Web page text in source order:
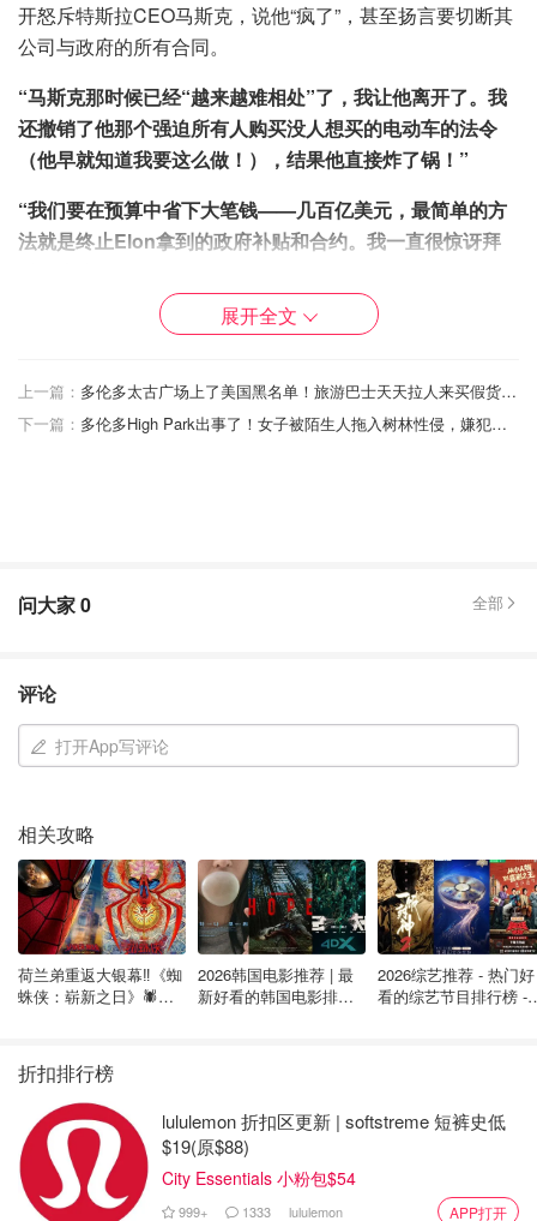
开怒斥特斯拉CEO马斯克，说他“疯了”，甚至扬言要切断其
公司与政府的所有合同。
“马斯克那时候已经“越来越难相处”了，我让他离开了。我
还撤销了他那个强迫所有人购买没人想买的电动车的法令
（他早就知道我要这么做！），结果他直接炸了锅！”
“我们要在预算中省下大笔钱——几百亿美元，最简单的方
法就是终止Elon拿到的政府补贴和合约。我一直很惊讶拜
而老马这边也没闲着，继续在自己的平台上疯狂反击，两人
隔空对撕！
展开全文
上一篇：
多伦多太古广场上了美国黑名单！旅游巴士天天拉人来买假货，政府根本无力执法？！
下一篇：
多伦多High Park出事了！女子被陌生人拖入树林性侵，嫌犯仍未落网！
问大家0 全部
评论
打开App写评论
相关攻略
荷兰弟重返大银幕‼️《蜘
蛛侠：崭新之日》🕷️北
2026韩国电影推荐 | 最
新好看的韩国电影排行
2026综艺推荐 - 热门好
看的综艺节目排行榜 -
折扣排行榜
lululemon 折扣区更新 | softstreme 短裤史低
$19(原$88)
City Essentials 小粉包$54
999+ 1333 lululemon APP打开